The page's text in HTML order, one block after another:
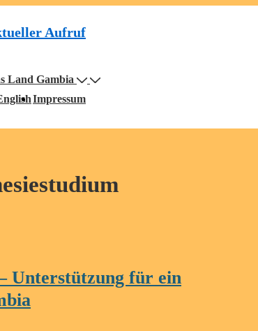
Aufruf
Land Gambia
Impressum
Unterstützung für ein